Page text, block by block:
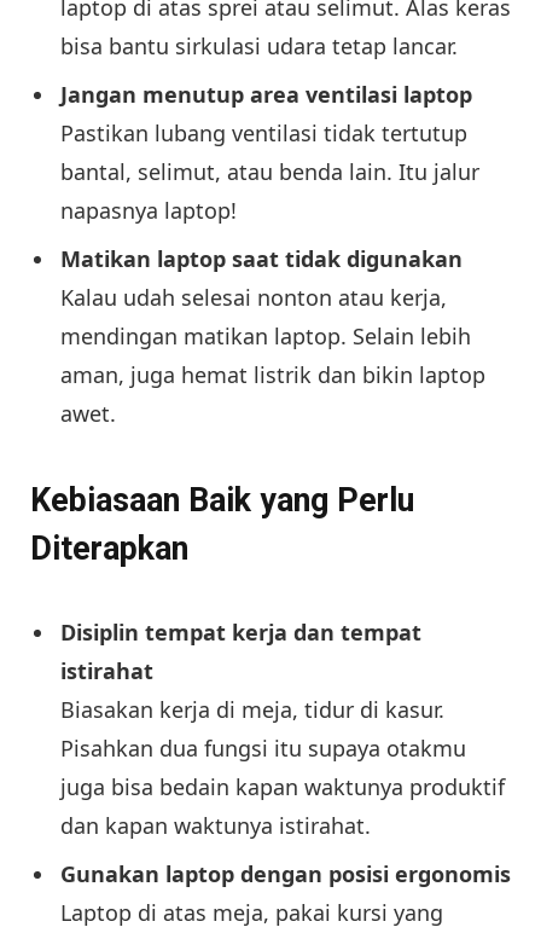
laptop di atas sprei atau selimut. Alas keras
bisa bantu sirkulasi udara tetap lancar.
Jangan menutup area ventilasi laptop
Pastikan lubang ventilasi tidak tertutup
bantal, selimut, atau benda lain. Itu jalur
napasnya laptop!
Matikan laptop saat tidak digunakan
Kalau udah selesai nonton atau kerja,
mendingan matikan laptop. Selain lebih
aman, juga hemat listrik dan bikin laptop
awet.
Kebiasaan Baik yang Perlu
Diterapkan
Disiplin tempat kerja dan tempat
istirahat
Biasakan kerja di meja, tidur di kasur.
Pisahkan dua fungsi itu supaya otakmu
juga bisa bedain kapan waktunya produktif
dan kapan waktunya istirahat.
Gunakan laptop dengan posisi ergonomis
Laptop di atas meja, pakai kursi yang